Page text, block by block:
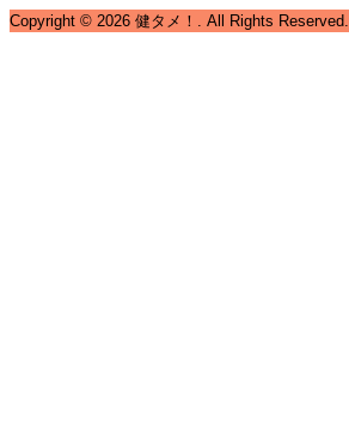
Copyright © 2026 健タメ！. All Rights Reserved.